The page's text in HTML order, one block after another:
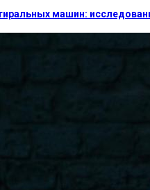
машин: